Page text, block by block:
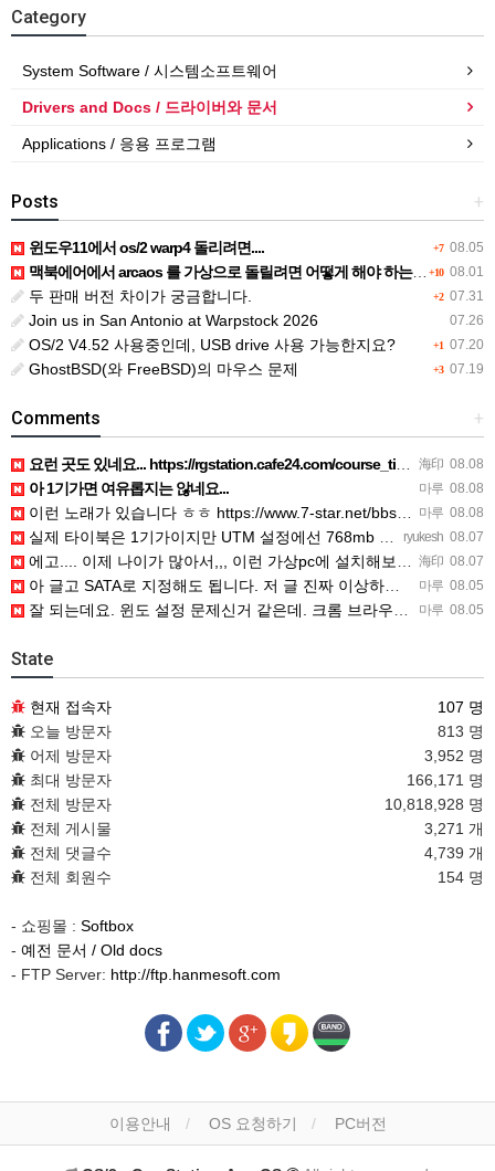
Category
System Software / 시스템소프트웨어
Drivers and Docs / 드라이버와 문서
Applications / 응용 프로그램
+
Posts
+7 08.05
윈도우11에서 os/2 warp4 돌리려면....
+10 08.01
맥북에어에서 arcaos 를 가상으로 돌릴려면 어떻게 해야 하는 지요?
+2 07.31
두 판매 버전 차이가 궁금합니다.
07.26
Join us in San Antonio at Warpstock 2026
+1 07.20
OS/2 V4.52 사용중인데, USB drive 사용 가능한지요?
+3 07.19
GhostBSD(와 FreeBSD)의 마우스 문제
+
Comments
海印 08.08
요런 곳도 있네요... https://rgstation.cafe24.com/course_tip/306500
마루 08.08
아 1기가면 여유롭지는 않네요...
마루 08.08
이런 노래가 있습니다 ㅎㅎ https://www.7-star.net/bbs/board.php?bo_table…
ryukesh 08.07
실제 타이북은 1기가이지만 UTM 설정에선 768mb 입니다. 1기가나 그 보다 넘게 설정하면 UTM 에뮬레…
海印 08.07
에고.... 이제 나이가 많아서,,, 이런 가상pc에 설치해보는 것도 귀찮군요.. ㅎㅎ 날씨도 덥고.....…
마루 08.05
아 글고 SATA로 지정해도 됩니다. 저 글 진짜 이상하네요. 옛날꺼 퍼와서 그런거 같은데요.
마루 08.05
잘 되는데요. 윈도 설정 문제신거 같은데. 크롬 브라우저나 파폭으로 해 보세요
State
현재 접속자
107 명
오늘 방문자
813 명
어제 방문자
3,952 명
최대 방문자
166,171 명
전체 방문자
10,818,928 명
전체 게시물
3,271 개
전체 댓글수
4,739 개
전체 회원수
154 명
- 쇼핑몰 : Softbox
- 예전 문서 / Old docs
- FTP Server: http://ftp.hanmesoft.com
이용안내 OS 요청하기 PC버전